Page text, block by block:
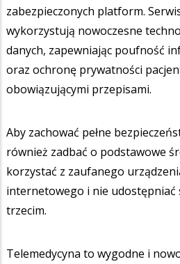
zabezpieczonych platform.
wykorzystują nowoczesne
danych, zapewniając poufność
oraz ochronę prywatności
obowiązującymi przepisami.
Aby zachować pełne
również zadbać o podstawowe
korzystać z zaufanego
internetowego i nie udostępniać
trzecim.
Telemedycyna to wygodne i